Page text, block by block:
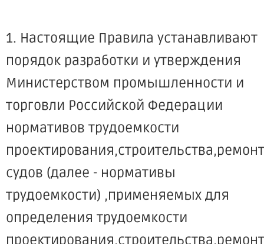
1. Настоящие Правила устанавливают
порядок разработки и утверждения
Министерством промышленности и
торговли Российской Федерации
нормативов трудоемкости
судов (далее - нормативы
трудоемкости) ,применяемых для
определения трудоемкости